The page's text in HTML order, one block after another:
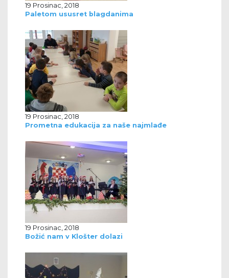
19 Prosinac, 2018
Paletom ususret blagdanima
19 Prosinac, 2018
Prometna edukacija za naše najmlađe
19 Prosinac, 2018
Božić nam v Klošter dolazi